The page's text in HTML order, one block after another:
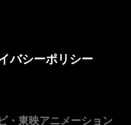
バシーポリシー
・東映アニメーション